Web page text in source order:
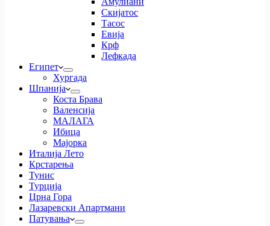
Скијатос
Тасос
Евија
Крф
Лефкада
Египет
Хургада
Шпанија
Коста Брава
Валенсија
МАЛАГА
Ибица
Мајорка
Италија Лето
Крстарења
Тунис
Турција
Црна Гора
Лазаревски Апартмани
Патувања